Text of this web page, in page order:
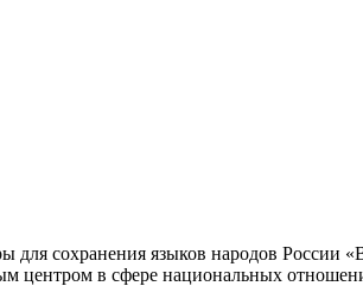
для сохранения языков народов
в сфере национальных